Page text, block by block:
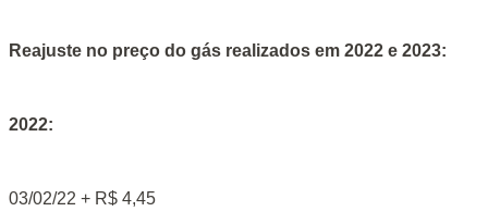
Reajuste no preço do gás realizados em 2022 e 2023:
2022:
03/02/22 + R$ 4,45